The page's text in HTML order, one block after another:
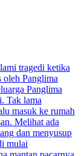
tragedi ketika
oleh Panglima
Panglima
Tak lama
masuk ke rumah
Melihat ada
dan menyusup
mulai